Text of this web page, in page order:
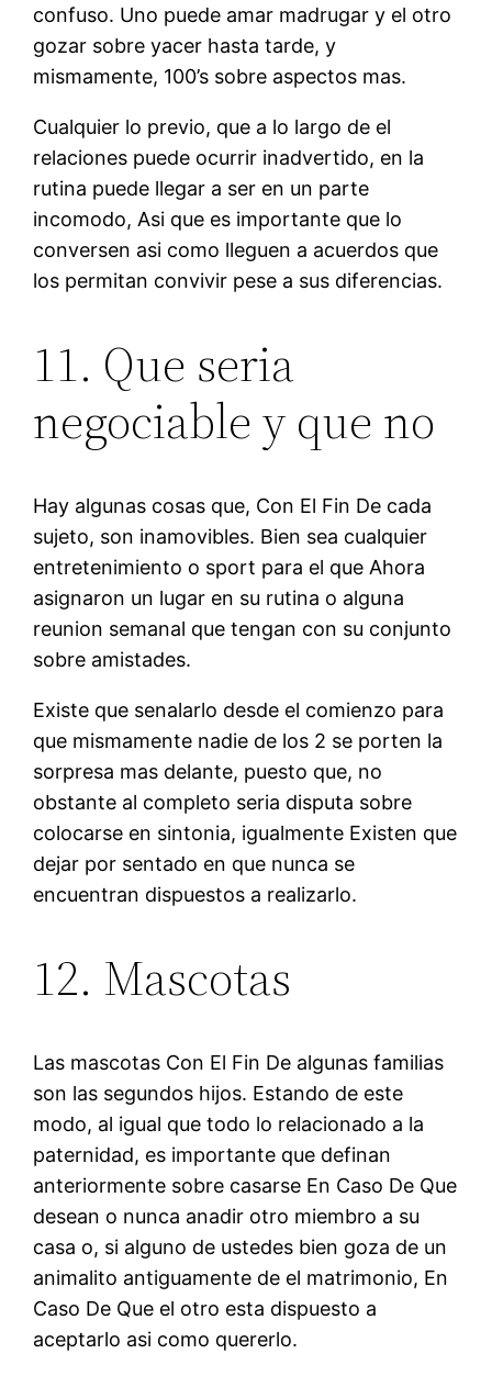
confuso. Uno puede amar madrugar y el otro
gozar sobre yacer hasta tarde, y
mismamente, 100’s sobre aspectos mas.
Cualquier lo previo, que a lo largo de el
relaciones puede ocurrir inadvertido, en la
rutina puede llegar a ser en un parte
incomodo, Asi que es importante que lo
conversen asi­ como lleguen a acuerdos que
los permitan convivir pese a sus diferencias.
11. Que seri­a
negociable y que no
Hay algunas cosas que, Con El Fin De cada
sujeto, son inamovibles. Bien sea cualquier
entretenimiento o sport para el que Ahora
asignaron un lugar en su rutina o alguna
reunion semanal que tengan con su conjunto
sobre amistades.
Existe que senalarlo desde el comienzo para
que mismamente nadie de los 2 se porten la
sorpresa mas delante, puesto que, no
obstante al completo seri­a disputa sobre
colocarse en sintonia, igualmente Existen que
dejar por sentado en que nunca se
encuentran dispuestos a realizarlo.
12. Mascotas
Las mascotas Con El Fin De algunas familias
son las segundos hijos. Estando de este
modo, al igual que todo lo relacionado a la
paternidad, es importante que definan
anteriormente sobre casarse En Caso De Que
desean o nunca anadir otro miembro a su
casa o, si alguno de ustedes bien goza de un
animalito antiguamente de el matrimonio, En
Caso De Que el otro esta dispuesto a
aceptarlo asi­ como quererlo.